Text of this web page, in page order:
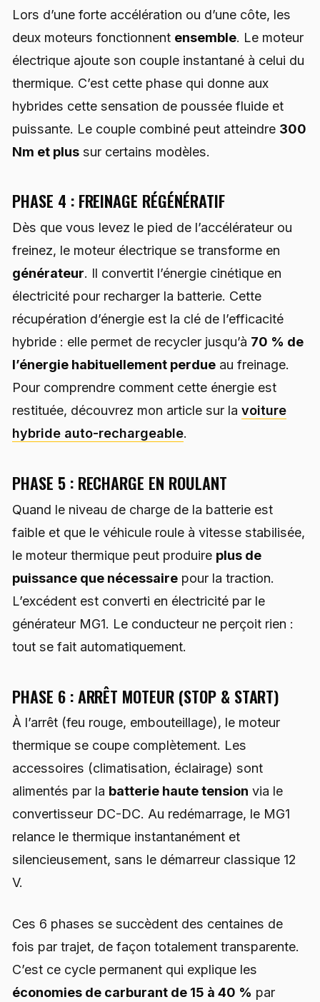
Lors d’une forte accélération ou d’une côte, les
deux moteurs fonctionnent ensemble. Le moteur
électrique ajoute son couple instantané à celui du
thermique. C’est cette phase qui donne aux
hybrides cette sensation de poussée fluide et
puissante. Le couple combiné peut atteindre 300
Nm et plus sur certains modèles.
PHASE 4 : FREINAGE RÉGÉNÉRATIF
Dès que vous levez le pied de l’accélérateur ou
freinez, le moteur électrique se transforme en
générateur. Il convertit l’énergie cinétique en
électricité pour recharger la batterie. Cette
récupération d’énergie est la clé de l’efficacité
hybride : elle permet de recycler jusqu’à 70 % de
l’énergie habituellement perdue au freinage.
Pour comprendre comment cette énergie est
restituée, découvrez mon article sur la voiture
hybride auto-rechargeable.
PHASE 5 : RECHARGE EN ROULANT
Quand le niveau de charge de la batterie est
faible et que le véhicule roule à vitesse stabilisée,
le moteur thermique peut produire plus de
puissance que nécessaire pour la traction.
L’excédent est converti en électricité par le
générateur MG1. Le conducteur ne perçoit rien :
tout se fait automatiquement.
PHASE 6 : ARRÊT MOTEUR (STOP & START)
À l’arrêt (feu rouge, embouteillage), le moteur
thermique se coupe complètement. Les
accessoires (climatisation, éclairage) sont
alimentés par la batterie haute tension via le
convertisseur DC-DC. Au redémarrage, le MG1
relance le thermique instantanément et
silencieusement, sans le démarreur classique 12
V.
Ces 6 phases se succèdent des centaines de
fois par trajet, de façon totalement transparente.
C’est ce cycle permanent qui explique les
économies de carburant de 15 à 40 % par